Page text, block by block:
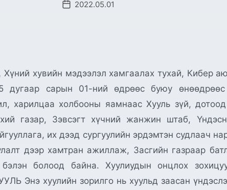
2022.05.01
хувийн мэдээлэл хамгаалах тухай, Кибер
дугаар сарын 01-ний өдрөөс буюу
харилцаа холбооны яамнаас Хууль зүй,
газар, Зэвсэгт хүчний жанжин штаб,
их дээд сургуулийн эрдэмтэн судлаач
дээр хамтран ажиллаж, Засгийн газраар
бэлэн болоод байна. Хуулиудын онцлох
хуулийн зорилго нь хуульд заасан